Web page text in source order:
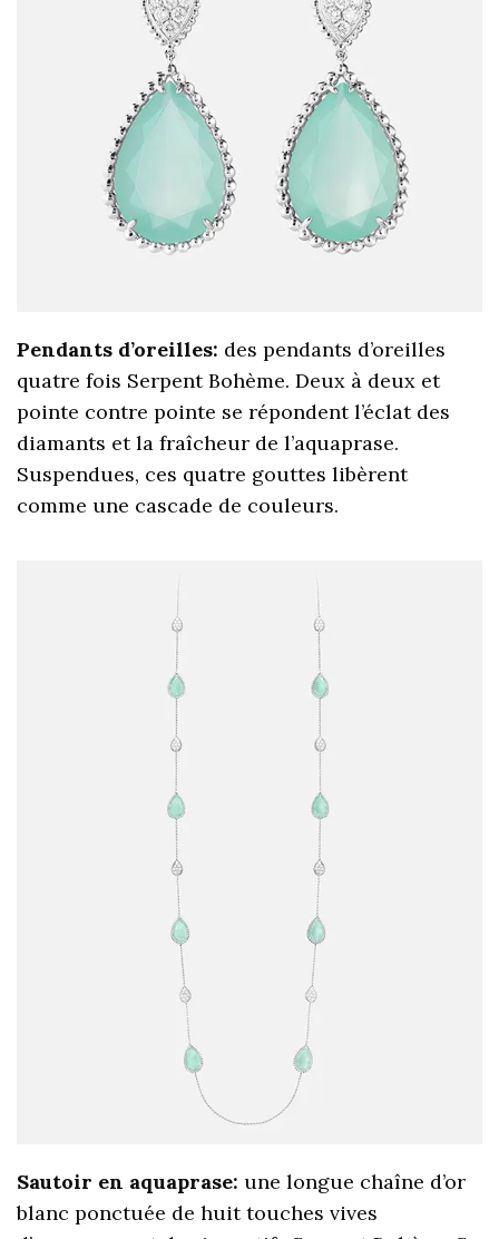
Pendants d’oreilles: des pendants d’oreilles
quatre fois Serpent Bohème. Deux à deux et
pointe contre pointe se répondent l’éclat des
diamants et la fraîcheur de l’aquaprase.
Suspendues, ces quatre gouttes libèrent
comme une cascade de couleurs.
Sautoir en aquaprase:une longue chaîne d’or
blanc ponctuée de huit touches vives